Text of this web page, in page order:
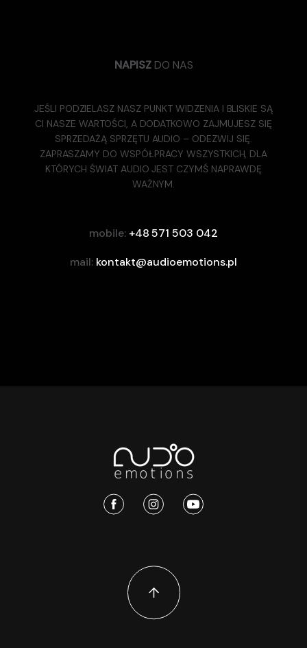
NAPISZ DO NAS
JEŚLI PODZIELASZ NASZ PUNKT WIDZENIA I BLISKIE SĄ
CI NASZE WARTOŚCI, A DODATKOWO ZAJMUJESZ SIĘ
SPRZEDAŻĄ SPRZĘTU AUDIO – ODEZWIJ SIĘ.
ZAPRASZAMY DO WSPÓŁPRACY WSZYSTKICH, DLA
KTÓRYCH ŚWIAT AUDIO JEST CZYMŚ NAPRAWDĘ
WAŻNYM.
mobile: +48 571 503 042
mail: kontakt@audioemotions.pl